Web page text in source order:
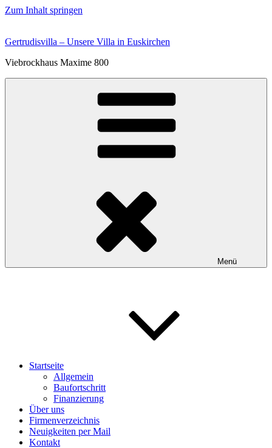
Zum Inhalt springen
Gertrudisvilla – Unsere Villa in Euskirchen
Viebrockhaus Maxime 800
Menü
Startseite
Allgemein
Baufortschritt
Finanzierung
Über uns
Firmenverzeichnis
Neuigkeiten per Mail
Kontakt